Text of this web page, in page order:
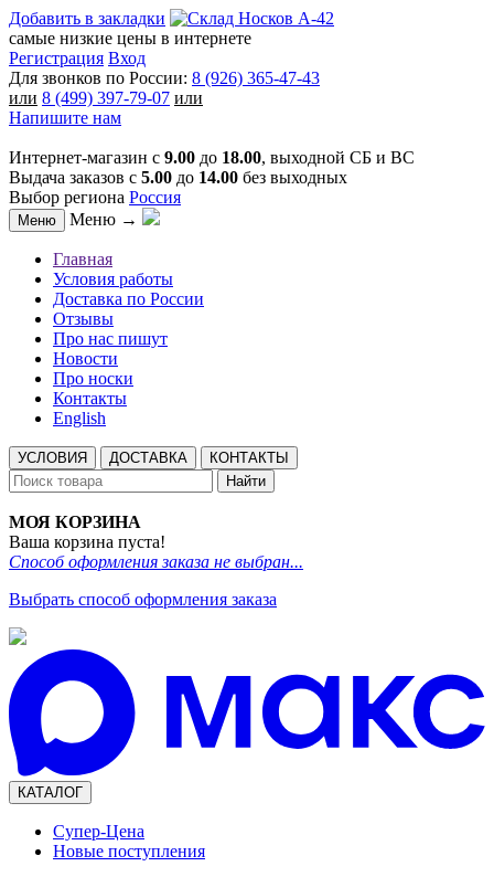
Добавить в закладки
самые низкие цены в интернете
Регистрация Вход
Для звонков по России: 8 (926) 365-47-43
или 8 (499) 397-79-07 или
Напишите нам
Интернет-магазин с 9.00 до 18.00, выходной СБ и ВС
Выдача заказов с 5.00 до 14.00 без выходных
Выбор региона Россия
Меню Меню →
Главная
Условия работы
Доставка по России
Отзывы
Про нас пишут
Новости
Про носки
Контакты
English
УСЛОВИЯ ДОСТАВКА
КОНТАКТЫ
Найти
МОЯ КОРЗИНА
Ваша корзина пуста!
Способ оформления заказа не выбран...
Выбрать способ оформления заказа
КАТАЛОГ
Супер-Цена
Новые поступления